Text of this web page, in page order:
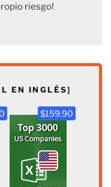
riesgo!
EN INGLÉS]
$159.90